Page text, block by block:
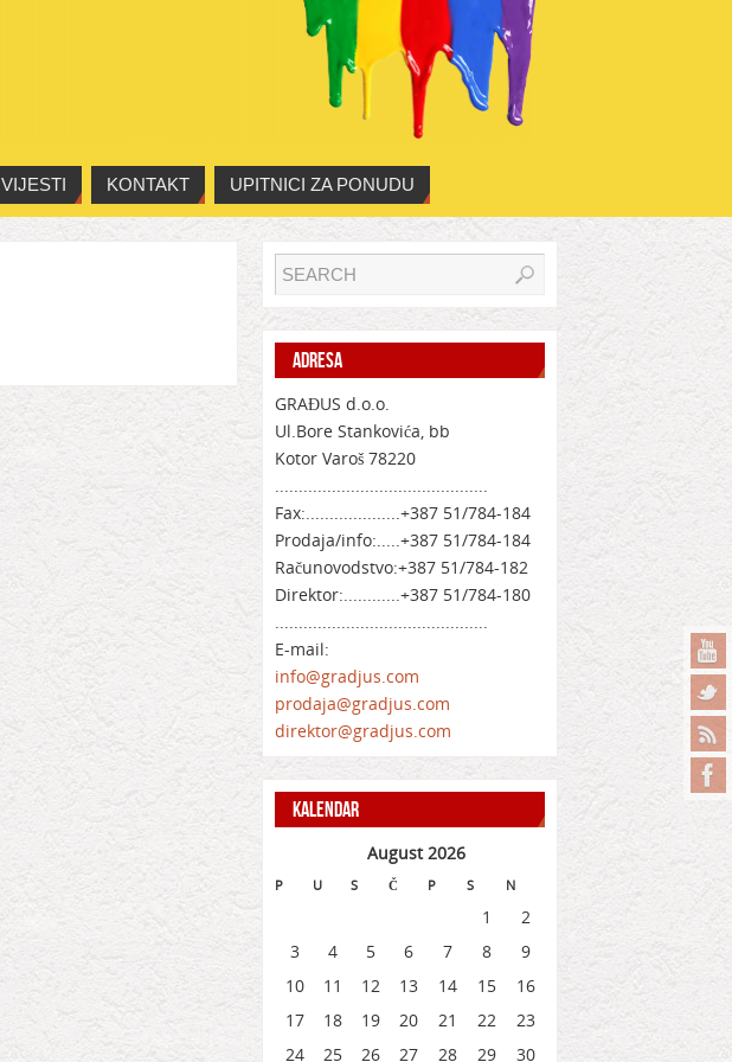
VIJESTI KONTAKT UPITNICI ZA PONUDU
ADRESA
GRAĐUS d.o.o.
Ul.Bore Stankovića, bb
Kotor Varoš 78220
.............................................
Fax:....................+387 51/784-184
Prodaja/info:.....+387 51/784-184
Računovodstvo:+387 51/784-182
Direktor:............+387 51/784-180
.............................................
E-mail:
info@gradjus.com
prodaja@gradjus.com
direktor@gradjus.com
KALENDAR
August 2026
P U S Č P S N
1
2
3
4 5 6 7 8
9
10
11 12 13 14 15
16
17
18 19 20 21 22
23
24
25 26 27 28 29 30